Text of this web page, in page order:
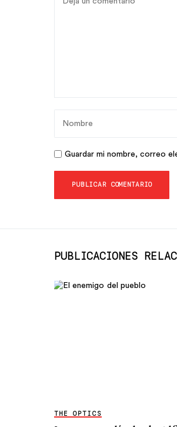
Guardar mi nombre, correo
PUBLICACIONES
THE OPTICS